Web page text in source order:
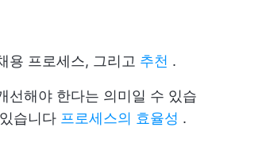
용 프로세스, 그리고 추천 .
선해야 한다는 의미일 수 있습
습니다 프로세스의 효율성 .